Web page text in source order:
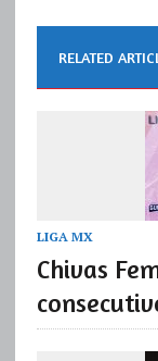
RELATED
LIGA MX
Chivas